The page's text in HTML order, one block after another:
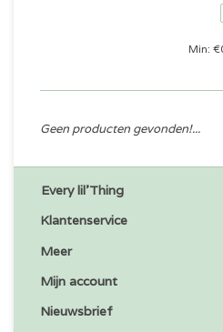
Min: €
Geen producten gevonden!...
Every lil'Thing
Klantenservice
Meer
Mijn account
Nieuwsbrief